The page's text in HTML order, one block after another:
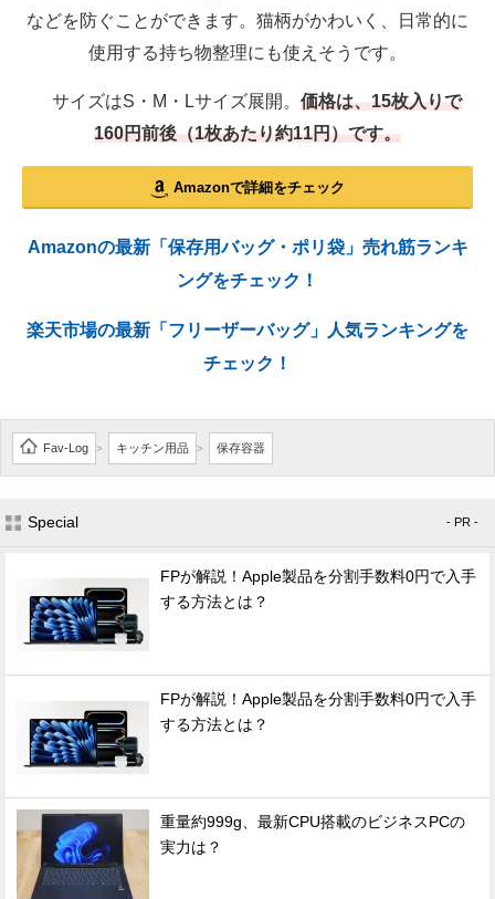
などを防ぐことができます。猫柄がかわいく、日常的に
使用する持ち物整理にも使えそうです。
サイズはS・M・Lサイズ展開。 価格は、15枚入りで
160円前後（1枚あたり約11円）です。
Amazonで詳細をチェック
Amazonの最新「保存用バッグ・ポリ袋」売れ筋ランキ
ングをチェック！
楽天市場の最新「フリーザーバッグ」人気ランキングを
チェック！
Fav-Log > キッチン用品 > 保存容器
Special - PR -
FPが解説！Apple製品を分割手数料0円で入手
する方法とは？
FPが解説！Apple製品を分割手数料0円で入手
する方法とは？
重量約999g、最新CPU搭載のビジネスPCの
実力は？